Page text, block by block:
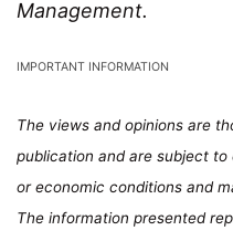
Management.
IMPORTANT INFORMATION
The views and opinions are
publication and are subject
or economic conditions and
The information presented